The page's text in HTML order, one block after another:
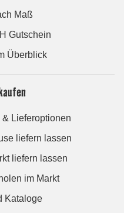
Maß
Gutschein
Überblick
Lieferoptionen
liefern lassen
liefern lassen
im Markt
Kataloge